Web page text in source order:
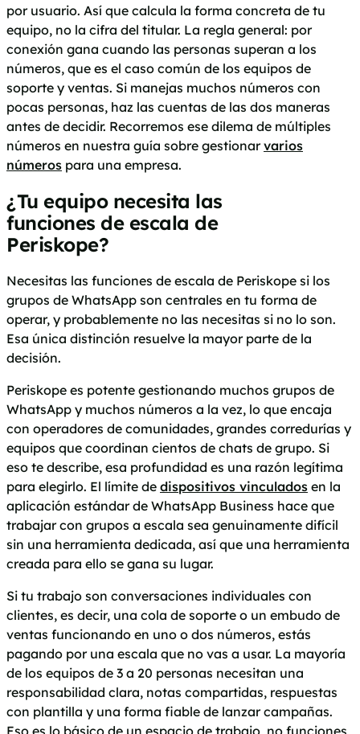
por usuario. Así que calcula la forma concreta de tu
equipo, no la cifra del titular. La regla general: por
conexión gana cuando las personas superan a los
números, que es el caso común de los equipos de
soporte y ventas. Si manejas muchos números con
pocas personas, haz las cuentas de las dos maneras
antes de decidir. Recorremos ese dilema de múltiples
números en nuestra guía sobre gestionarvarios
números para una empresa.
¿Tu equipo necesita las
funciones de escala de
Periskope?
Necesitas las funciones de escala de Periskope si los
grupos de WhatsApp son centrales en tu forma de
operar, y probablemente no las necesitas si no lo son.
Esa única distinción resuelve la mayor parte de la
decisión.
Periskope es potente gestionando muchos grupos de
WhatsApp y muchos números a la vez, lo que encaja
con operadores de comunidades, grandes corredurías y
equipos que coordinan cientos de chats de grupo. Si
eso te describe, esa profundidad es una razón legítima
para elegirlo. El límite de dispositivos vinculados en la
aplicación estándar de WhatsApp Business hace que
trabajar con grupos a escala sea genuinamente difícil
sin una herramienta dedicada, así que una herramienta
creada para ello se gana su lugar.
Si tu trabajo son conversaciones individuales con
clientes, es decir, una cola de soporte o un embudo de
ventas funcionando en uno o dos números, estás
pagando por una escala que no vas a usar. La mayoría
de los equipos de 3 a 20 personas necesitan una
responsabilidad clara, notas compartidas, respuestas
con plantilla y una forma fiable de lanzar campañas.